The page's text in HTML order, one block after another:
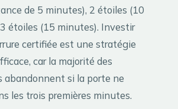
de 5 minutes), 2 étoiles (10
étoiles (15 minutes). Investir
certifiée est une stratégie
car la majorité des
abandonnent si la porte ne
les trois premières minutes.